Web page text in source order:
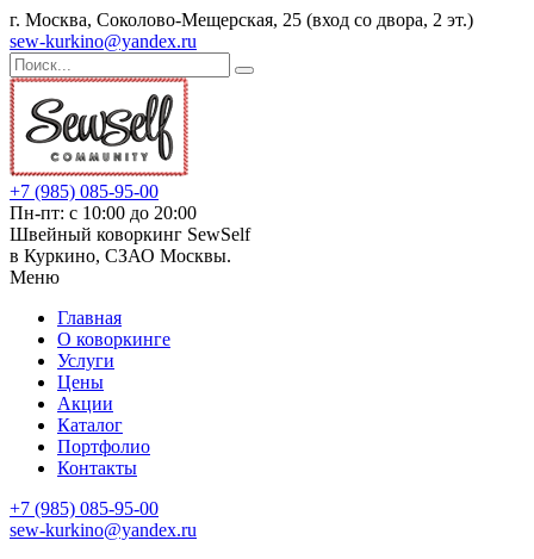
г. Москва, Соколово-Мещерская, 25 (вход со двора, 2 эт.)
sew-kurkino@yandex.ru
+7 (985) 085-95-00
Пн-пт: с 10:00 до 20:00
Швейный коворкинг SewSelf
в Куркино, СЗАО Москвы.
Меню
Главная
О коворкинге
Услуги
Цены
Акции
Каталог
Портфолио
Контакты
+7 (985) 085-95-00
sew-kurkino@yandex.ru